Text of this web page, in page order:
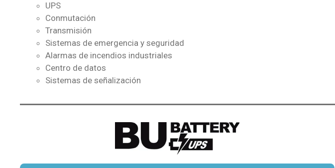
UPS
Conmutación
Transmisión
Sistemas de emergencia y seguridad
Alarmas de incendios industriales
Centro de datos
Sistemas de señalización